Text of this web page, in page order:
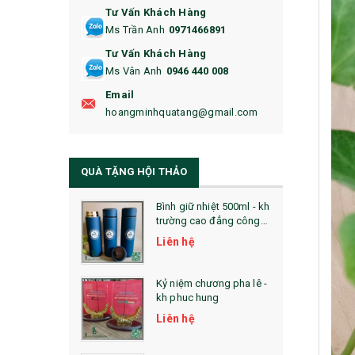
16. BAO HỘ CHIẾU
18. ẤM CHÉN QUÀ TẶNG
19. ĐỒNG HỒ TREO TƯỜNG
22. ĐỒNG HỒ ĐỂ BÀN
23. QÙA TẶNG ĐỘC ĐÁO
24. QÙA TẶNG PHA LÊ
25. QUÀ TẶNG GLASSLOCK
26. QUÀ TẶNG LUMINARC
28. BỘ ĐỒ ĂN CAO CẤP
Tư Vấn Khách Hàng
Ms Trần Anh 0971466891
Tư Vấn Khách Hàng
Ms Vân Anh 0946 440 008
Email
hoangminhquatang@gmail.com
QUÀ TẶNG HỘI THẢO
Bình giữ nhiệt 500ml - kh
trường cao đẳng công
nghệ bách khoa hà nội
Liên hệ
Kỷ niệm chương pha lê -
kh phuc hung
Liên hệ